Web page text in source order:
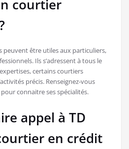
courtier
peuvent être utiles aux particuliers,
Ils s’adressent à tous le
certains courtiers
précis. Renseignez-vous
connaitre ses spécialités.
appel à TD
en crédit